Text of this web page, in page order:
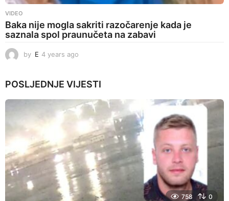
VIDEO
Baka nije mogla sakriti razočarenje kada je
saznala spol praunučeta na zabavi
by E 4 years ago
a
s
g
o
POSLJEDNJE VIJESTI
758 0